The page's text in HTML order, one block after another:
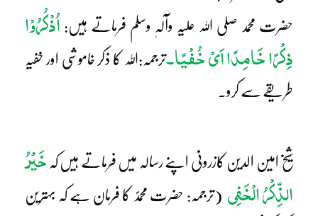
حضرت محمد صلی اللہ علیہ وآلہٖ وسلم فرماتے ہیں: اُذْکُرُوْا
ذِکْرًا خَامِدًا اَیْ خُفْیًا۔ترجمہ:اللہ کا ذکر خاموشی اور خفیہ
طریقے سے کرو۔
شیخ امین الدین کازرونیؒ اپنے رسالہ میں فرماتے ہیں کہ خَیْرُ
الذِّکْرُ الْخَفِی (ترجمہ: حضرت محمدؐ کا فرمان ہے کہ بہترین